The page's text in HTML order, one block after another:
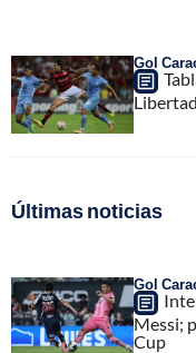
Gol
Últimas noticias
Gol
Messi;
Cup